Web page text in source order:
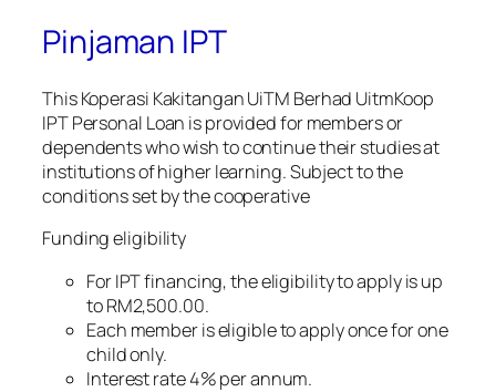
Pinjaman IPT
This Koperasi Kakitangan UiTM Berhad UitmKoop
IPT Personal Loan is provided for members or
dependents who wish to continue their studies at
institutions of higher learning. Subject to the
conditions set by the cooperative
Funding eligibility
For IPT financing, the eligibility to apply is up
to RM2,500.00.
Each member is eligible to apply once for one
child only.
Interest rate 4% per annum.